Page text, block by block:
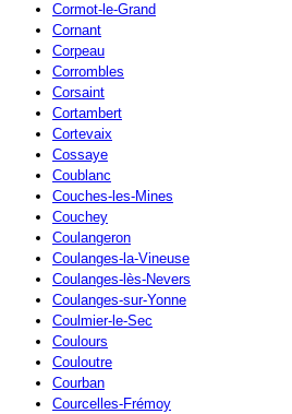
Cormot-le-Grand
Cornant
Corpeau
Corrombles
Corsaint
Cortambert
Cortevaix
Cossaye
Coublanc
Couches-les-Mines
Couchey
Coulangeron
Coulanges-la-Vineuse
Coulanges-lès-Nevers
Coulanges-sur-Yonne
Coulmier-le-Sec
Coulours
Couloutre
Courban
Courcelles-Frémoy